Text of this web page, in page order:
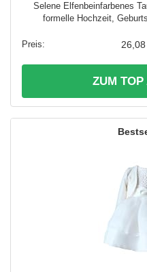
Selene Elfenbeinfarbenes
formelle Hochzeit,
ZUM